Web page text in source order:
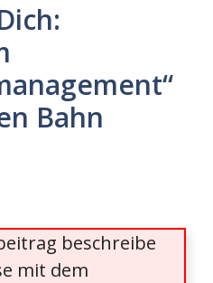
Bahn
beschreibe
mit dem